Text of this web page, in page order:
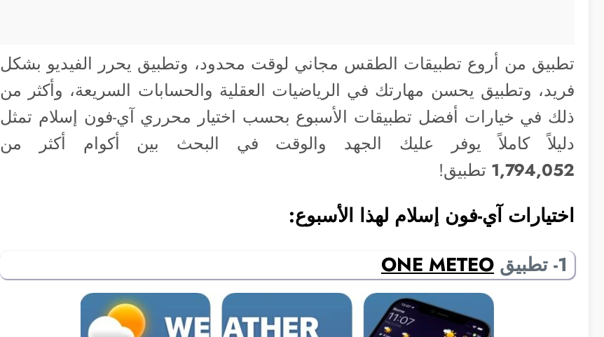
تطبيق من أروع تطبيقات الطقس مجاني لوقت محدود، وتطبيق يحرر الفيديو بشكل
فريد، وتطبيق يحسن مهارتك في الرياضيات العقلية والحسابات السريعة، وأكثر من
ذلك في خيارات أفضل تطبيقات الأسبوع بحسب اختيار محرري آي-فون إسلام تمثل
دليلاً كاملاً يوفر عليك الجهد والوقت في البحث بين أكوام أكثر من
1,794,052 تطبيق!
اختيارات آي-فون إسلام لهذا الأسبوع:
1- تطبيق
ONE METEO